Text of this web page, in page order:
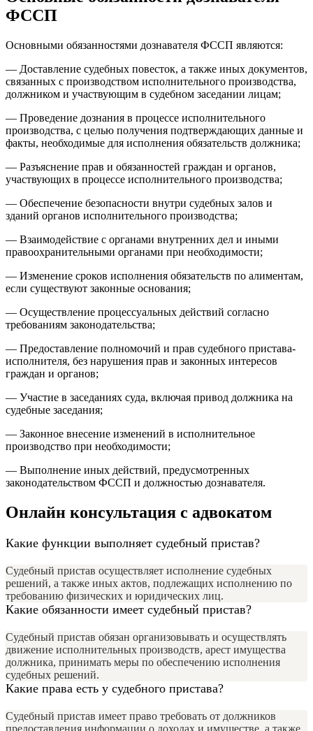
ФССП
Основными обязанностями дознавателя ФССП являются:
— Доставление судебных повесток, а также иных документов,
связанных с производством исполнительного производства,
должником и участвующим в судебном заседании лицам;
— Проведение дознания в процессе исполнительного
производства, с целью получения подтверждающих данные и
факты, необходимые для исполнения обязательств должника;
— Разъяснение прав и обязанностей граждан и органов,
участвующих в процессе исполнительного производства;
— Обеспечение безопасности внутри судебных залов и
зданий органов исполнительного производства;
— Взаимодействие с органами внутренних дел и иными
правоохранительными органами при необходимости;
— Изменение сроков исполнения обязательств по алиментам,
если существуют законные основания;
— Осуществление процессуальных действий согласно
требованиям законодательства;
— Предоставление полномочий и прав судебного пристава-
исполнителя, без нарушения прав и законных интересов
граждан и органов;
— Участие в заседаниях суда, включая привод должника на
судебные заседания;
— Законное внесение изменений в исполнительное
производство при необходимости;
— Выполнение иных действий, предусмотренных
законодательством ФССП и должностью дознавателя.
Онлайн консультация с адвокатом
Какие функции выполняет судебный пристав?
Судебный пристав осуществляет исполнение судебных
решений, а также иных актов, подлежащих исполнению по
требованию физических и юридических лиц.
Какие обязанности имеет судебный пристав?
Судебный пристав обязан организовывать и осуществлять
движение исполнительных производств, арест имущества
должника, принимать меры по обеспечению исполнения
судебных решений.
Какие права есть у судебного пристава?
Судебный пристав имеет право требовать от должников
предоставления информации о доходах и имуществе, а также